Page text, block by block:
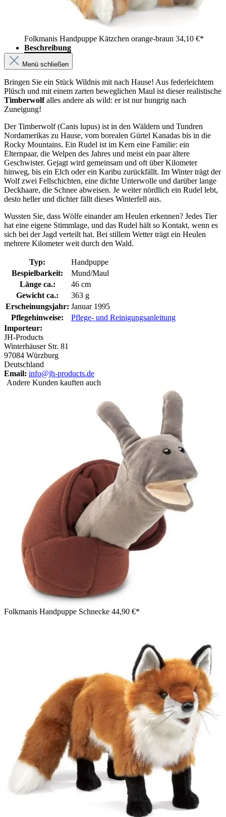
Folkmanis Handpuppe Kätzchen orange-braun 34,10 €*
Beschreibung
Menü schließen
Bringen Sie ein Stück Wildnis mit nach Hause! Aus federleichtem
Plüsch und mit einem zarten beweglichen Maul ist dieser realistische
Timberwolfalles andere als wild: er ist nur hungrig nach
Zuneigung!
Der Timberwolf (Canis lupus) ist in den Wäldern und Tundren
Nordamerikas zu Hause, vom borealen Gürtel Kanadas bis in die
Rocky Mountains. Ein Rudel ist im Kern eine Familie: ein
Elternpaar, die Welpen des Jahres und meist ein paar ältere
Geschwister. Gejagt wird gemeinsam und oft über Kilometer
hinweg, bis ein Elch oder ein Karibu zurückfällt. Im Winter trägt der
Wolf zwei Fellschichten, eine dichte Unterwolle und darüber lange
Deckhaare, die Schnee abweisen. Je weiter nördlich ein Rudel lebt,
desto heller und dichter fällt dieses Winterfell aus.
Wussten Sie, dass Wölfe einander am Heulen erkennen? Jedes Tier
hat eine eigene Stimmlage, und das Rudel hält so Kontakt, wenn es
sich bei der Jagd verteilt hat. Bei stillem Wetter trägt ein Heulen
mehrere Kilometer weit durch den Wald.
Typ:
Handpuppe
Bespielbarkeit:
Mund/Maul
Länge ca.:
46 cm
Gewicht ca.:
363 g
Erscheinungsjahr: Januar 1995
Pflegehinweise:
Pflege- und Reinigungsanleitung
Importeur:
JH-Products
Winterhäuser Str. 81
97084 Würzburg
Deutschland
Email: info@jh-products.de
Andere Kunden kauften auch
Folkmanis Handpuppe Schnecke 44,90 €*